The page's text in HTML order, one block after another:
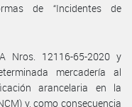
de “Incidentes de
Nros. 12116-65-2020 y
mercadería al
arancelaria en la
y, como consecuencia